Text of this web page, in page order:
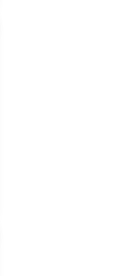
στα αγαπημένα
στα αγαπημένα